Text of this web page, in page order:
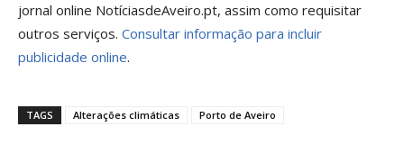
jornal online NotíciasdeAveiro.pt, assim como requisitar
outros serviços. Consultar informação para incluir
publicidade online.
TAGS Alterações climáticas Porto de Aveiro